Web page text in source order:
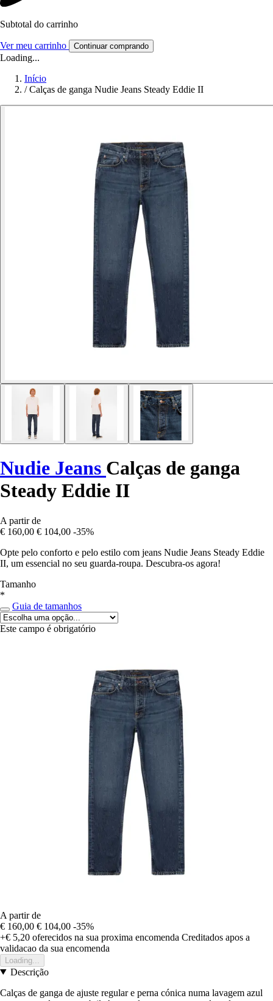
Subtotal do carrinho
Ver meu carrinho Continuar comprando
Loading...
Início
/ Calças de ganga Nudie Jeans Steady Eddie II
Nudie Jeans Calças de ganga
Steady Eddie II
A partir de
€ 160,00 € 104,00 -35%
Opte pelo conforto e pelo estilo com jeans Nudie Jeans Steady Eddie
II, um essencial no seu guarda-roupa. Descubra-os agora!
Tamanho
*
Guia de tamanhos
Este campo é obrigatório
A partir de
€ 160,00 € 104,00 -35%
+€ 5,20 oferecidos na sua proxima encomenda Creditados apos a
validacao da sua encomenda
Loading...
Descrição
Calças de ganga de ajuste regular e perna cónica numa lavagem azul